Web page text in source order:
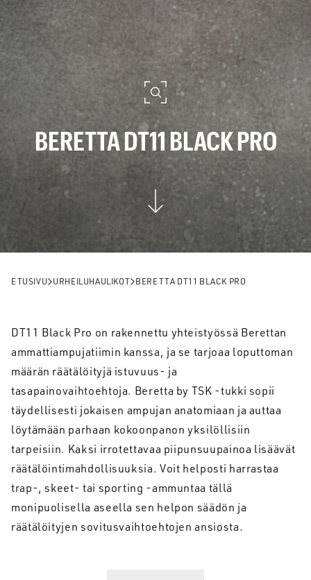
BERETTA DT11 BLACK PRO
ETUSIVU URHEILUHAULIKOT BERETTA DT11 BLACK PRO
DT11 Black Pro on rakennettu yhteistyössä Berettan
ammattiampujatiimin kanssa, ja se tarjoaa loputtoman
määrän räätälöityjä istuvuus- ja
tasapainovaihtoehtoja. Beretta by TSK -tukki sopii
täydellisesti jokaisen ampujan anatomiaan ja auttaa
löytämään parhaan kokoonpanon yksilöllisiin
tarpeisiin. Kaksi irrotettavaa piipunsuupainoa lisäävät
räätälöintimahdollisuuksia. Voit helposti harrastaa
trap-, skeet- tai sporting -ammuntaa tällä
monipuolisella aseella sen helpon säädön ja
räätälöityjen sovitusvaihtoehtojen ansiosta.